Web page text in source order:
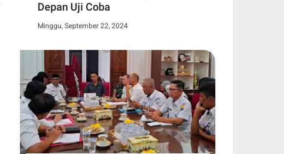
Depan Uji Coba
Minggu, September 22, 2024